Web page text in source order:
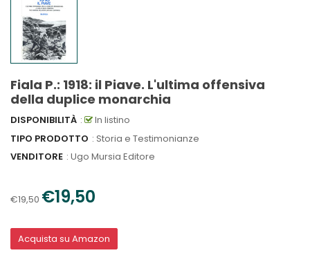
Fiala P.: 1918: il Piave. L'ultima offensiva
della duplice monarchia
DISPONIBILITÀ :
In listino
TIPO PRODOTTO : Storia e Testimonianze
VENDITORE : Ugo Mursia Editore
€19,50 €19,50
Acquista su Amazon